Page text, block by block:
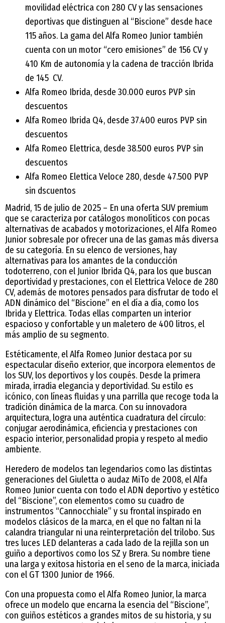
movilidad eléctrica con 280 CV y las sensaciones
deportivas que distinguen al “Biscione” desde hace
115 años. La gama del Alfa Romeo Junior también
cuenta con un motor “cero emisiones” de 156 CV y
410 Km de autonomía y la cadena de tracción Ibrida
de 145 CV.
Alfa Romeo Ibrida, desde 30.000 euros PVP sin
descuentos
Alfa Romeo Ibrida Q4, desde 37.400 euros PVP sin
descuentos
Alfa Romeo Elettrica, desde 38.500 euros PVP sin
descuentos
Alfa Romeo Elettica Veloce 280, desde 47.500 PVP
sin dscuentos
Madrid, 15 de julio de 2025 – En una oferta SUV premium
que se caracteriza por catálogos monolíticos con pocas
alternativas de acabados y motorizaciones, el Alfa Romeo
Junior sobresale por ofrecer una de las gamas más diversa
de su categoría. En su elenco de versiones, hay
alternativas para los amantes de la conducción
todoterreno, con el Junior Ibrida Q4, para los que buscan
deportividad y prestaciones, con el Elettrica Veloce de 280
CV, además de motores pensados para disfrutar de todo el
ADN dinámico del “Biscione” en el día a día, como los
Ibrida y Elettrica. Todas ellas comparten un interior
espacioso y confortable y un maletero de 400 litros, el
más amplio de su segmento.
Estéticamente, el Alfa Romeo Junior destaca por su
espectacular diseño exterior, que incorpora elementos de
los SUV, los deportivos y los coupés. Desde la primera
mirada, irradia elegancia y deportividad. Su estilo es
icónico, con líneas fluidas y una parrilla que recoge toda la
tradición dinámica de la marca. Con su innovadora
arquitectura, logra una auténtica cuadratura del círculo:
conjugar aerodinámica, eficiencia y prestaciones con
espacio interior, personalidad propia y respeto al medio
ambiente.
Heredero de modelos tan legendarios como las distintas
generaciones del Giuletta o audaz MiTo de 2008, el Alfa
Romeo Junior cuenta con todo el ADN deportivo y estético
del “Biscione”, con elementos como su cuadro de
instrumentos “Cannocchiale” y su frontal inspirado en
modelos clásicos de la marca, en el que no faltan ni la
calandra triangular ni una reinterpretación del trilobo. Sus
tres luces LED delanteras a cada lado de la rejilla son un
guiño a deportivos como los SZ y Brera. Su nombre tiene
una larga y exitosa historia en el seno de la marca, iniciada
con el GT 1300 Junior de 1966.
Con una propuesta como el Alfa Romeo Junior, la marca
ofrece un modelo que encarna la esencia del “Biscione”,
con guiños estéticos a grandes mitos de su historia, y su